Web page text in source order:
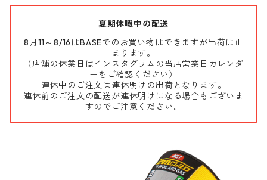
夏期休暇中の配送
8月11～8/16はBASEでのお買い物はできますが出荷は止
まります。
（店舗の休業日はインスタグラムの当店営業日カレンダ
ーをご確認ください）
連休中のご注文は連休明けの出荷となります。
連休前のご注文の配送が連休明けになる場合もございま
すのでご注意ください。